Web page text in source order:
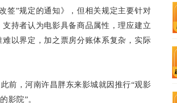
”规定的通知》，但相关规定主要针对
持者认为电影具备商品属性，理应建立
以界定，加之票房分账体系复杂，实际
，河南许昌胖东来影城就因推行“观影
影院”。